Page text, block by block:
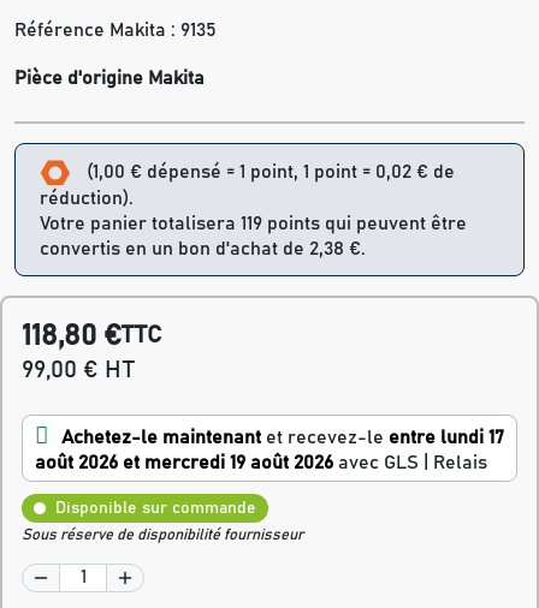
Référence Makita : 9135
Pièce d'origine Makita
(1,00 € dépensé = 1 point, 1 point = 0,02 € de
réduction).
Votre panier totalisera 119 points qui peuvent être
convertis en un bon d'achat de 2,38 €.
118,80 €TTC
99,00 € HT
Achetez-le maintenant et recevez-le entre lundi 17
août 2026 et mercredi 19 août 2026 avec GLS | Relais
Disponible sur commande
Sous réserve de disponibilité fournisseur